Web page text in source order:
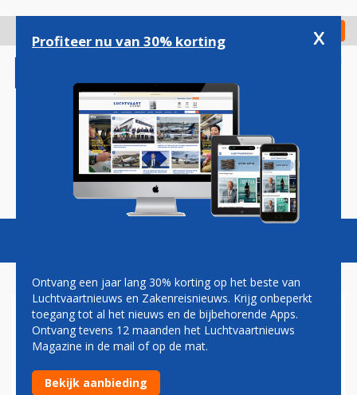
gaan
Check in
Magazine Podcasts Vacatures
IN BEELD: NIEUWE AIRBUS
A321NEO'S VOOR TRANSAVIA
GESPOT
Profiteer nu van 30% korting x
Ontvang een jaar lang 30% korting op het beste van
Luchtvaartnieuws en Zakenreisnieuws. Krijg onbeperkt
toegang tot al het nieuws en de bijbehorende Apps.
Ontvang tevens 12 maanden het Luchtvaartnieuws
Magazine in de mail of op de mat.
Bekijk aanbieding